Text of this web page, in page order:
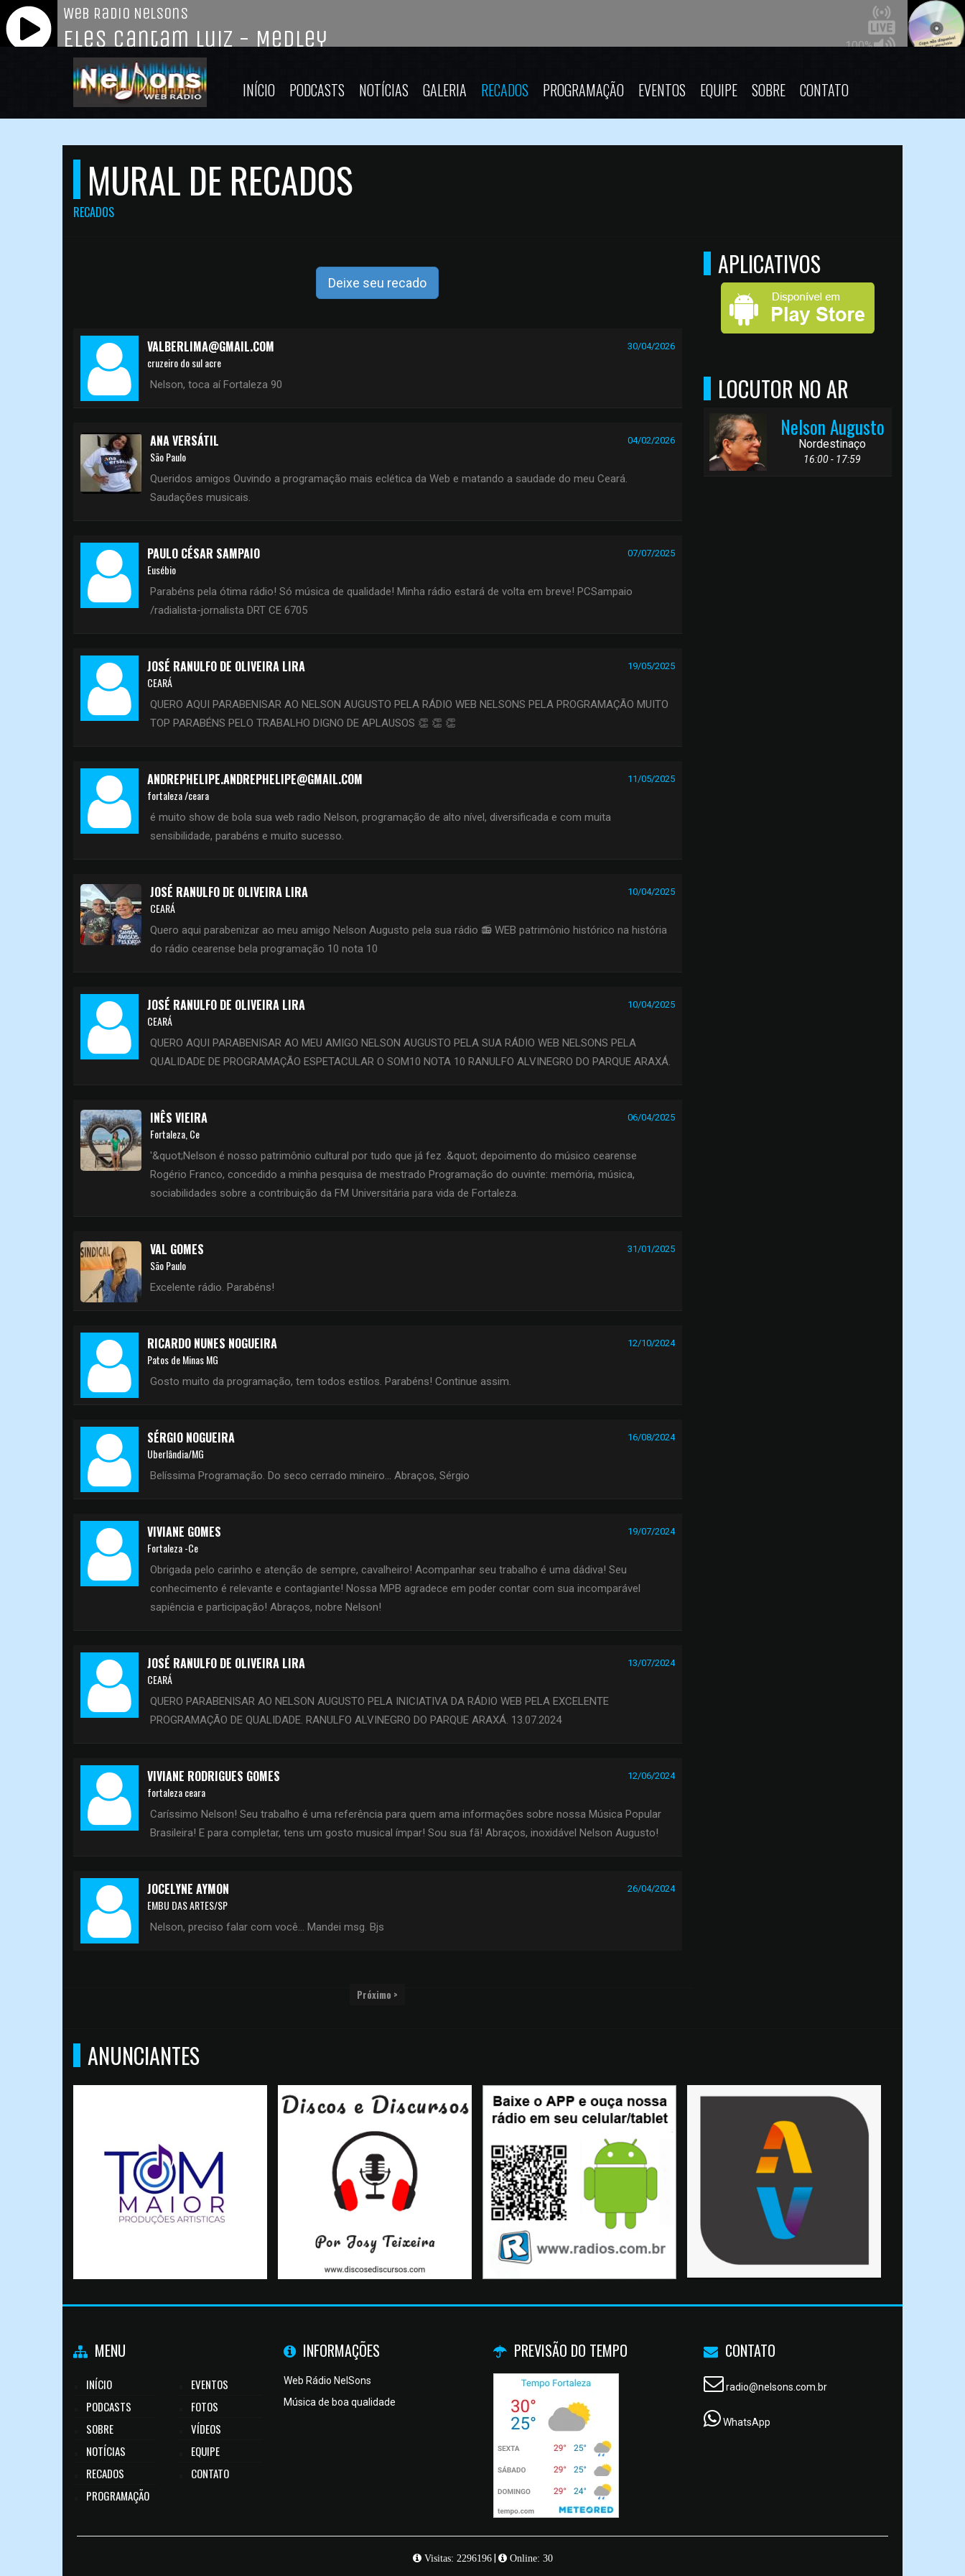
INÍCIO PODCASTS NOTÍCIAS GALERIA RECADOS PROGRAMAÇÃO EVENTOS EQUIPE SOBRE CONTATO
MURAL DE RECADOS
RECADOS
Deixe seu recado
VALBERLIMA@GMAIL.COM 30/04/2026
cruzeiro do sul acre
Nelson, toca aí Fortaleza 90
ANA VERSÁTIL 04/02/2026
São Paulo
Queridos amigos Ouvindo a programação mais eclética da Web e matando a saudade do meu Ceará.
Saudações musicais.
PAULO CÉSAR SAMPAIO 07/07/2025
Eusébio
Parabéns pela ótima rádio! Só música de qualidade! Minha rádio estará de volta em breve! PCSampaio
/radialista-jornalista DRT CE 6705
JOSÉ RANULFO DE OLIVEIRA LIRA 19/05/2025
CEARÁ
QUERO AQUI PARABENISAR AO NELSON AUGUSTO PELA RÁDIO WEB NELSONS PELA PROGRAMAÇÃO MUITO
TOP PARABÉNS PELO TRABALHO DIGNO DE APLAUSOS 👏 👏 👏
ANDREPHELIPE.ANDREPHELIPE@GMAIL.COM 11/05/2025
fortaleza /ceara
é muito show de bola sua web radio Nelson, programação de alto nível, diversificada e com muita
sensibilidade, parabéns e muito sucesso.
JOSÉ RANULFO DE OLIVEIRA LIRA 10/04/2025
CEARÁ
Quero aqui parabenizar ao meu amigo Nelson Augusto pela sua rádio 📻 WEB patrimônio histórico na história
do rádio cearense bela programação 10 nota 10
JOSÉ RANULFO DE OLIVEIRA LIRA 10/04/2025
CEARÁ
QUERO AQUI PARABENISAR AO MEU AMIGO NELSON AUGUSTO PELA SUA RÁDIO WEB NELSONS PELA
QUALIDADE DE PROGRAMAÇÃO ESPETACULAR O SOM10 NOTA 10 RANULFO ALVINEGRO DO PARQUE ARAXÁ.
INÊS VIEIRA 06/04/2025
Fortaleza, Ce
'&quot;Nelson é nosso patrimônio cultural por tudo que já fez .&quot; depoimento do músico cearense
Rogério Franco, concedido a minha pesquisa de mestrado Programação do ouvinte: memória, música,
sociabilidades sobre a contribuição da FM Universitária para vida de Fortaleza.
VAL GOMES 31/01/2025
São Paulo
Excelente rádio. Parabéns!
RICARDO NUNES NOGUEIRA 12/10/2024
Patos de Minas MG
Gosto muito da programação, tem todos estilos. Parabéns! Continue assim.
SÉRGIO NOGUEIRA 16/08/2024
Uberlândia/MG
Belíssima Programação. Do seco cerrado mineiro... Abraços, Sérgio
VIVIANE GOMES 19/07/2024
Fortaleza -Ce
Obrigada pelo carinho e atenção de sempre, cavalheiro! Acompanhar seu trabalho é uma dádiva! Seu
conhecimento é relevante e contagiante! Nossa MPB agradece em poder contar com sua incomparável
sapiência e participação! Abraços, nobre Nelson!
JOSÉ RANULFO DE OLIVEIRA LIRA 13/07/2024
CEARÁ
QUERO PARABENISAR AO NELSON AUGUSTO PELA INICIATIVA DA RÁDIO WEB PELA EXCELENTE
PROGRAMAÇÃO DE QUALIDADE. RANULFO ALVINEGRO DO PARQUE ARAXÁ. 13.07.2024
VIVIANE RODRIGUES GOMES 12/06/2024
fortaleza ceara
Caríssimo Nelson! Seu trabalho é uma referência para quem ama informações sobre nossa Música Popular
Brasileira! E para completar, tens um gosto musical ímpar! Sou sua fã! Abraços, inoxidável Nelson Augusto!
JOCELYNE AYMON 26/04/2024
EMBU DAS ARTES/SP
Nelson, preciso falar com você... Mandei msg. Bjs
Próximo >
APLICATIVOS
LOCUTOR NO AR
Nelson Augusto
Nordestinaço
16:00 - 17:59
ANUNCIANTES
MENU
INÍCIO
PODCASTS
SOBRE
NOTÍCIAS
RECADOS
PROGRAMAÇÃO
EVENTOS
FOTOS
VÍDEOS
EQUIPE
CONTATO
INFORMAÇÕES
Web Rádio NelSons
Música de boa qualidade
PREVISÃO DO TEMPO CONTATO
radio@nelsons.com.br
WhatsApp
Visitas: 2296196| Online: 30